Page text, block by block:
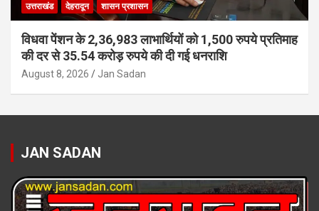
उत्तराखंड देहरादून शासन प्रशासन
विधवा पेंशन के 2,36,983 लाभार्थियों को 1,500 रुपये प्रतिमाह
की दर से 35.54 करोड़ रुपये की दी गई धनराशि
August 8, 2026 Jan Sadan
JAN SADAN